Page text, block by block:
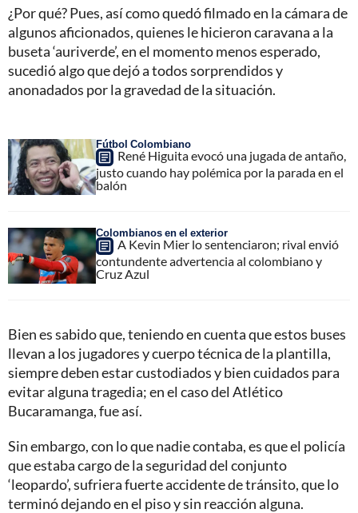
¿Por qué? Pues, así como quedó filmado en la cámara de
algunos aficionados, quienes le hicieron caravana a la
buseta ‘auriverde’, en el momento menos esperado,
sucedió algo que dejó a todos sorprendidos y
anonadados por la gravedad de la situación.
Fútbol Colombiano
René Higuita evocó una jugada de antaño,
justo cuando hay polémica por la parada en el
balón
Colombianos en el exterior
A Kevin Mier lo sentenciaron; rival envió
contundente advertencia al colombiano y
Cruz Azul
Bien es sabido que, teniendo en cuenta que estos buses
llevan a los jugadores y cuerpo técnica de la plantilla,
siempre deben estar custodiados y bien cuidados para
evitar alguna tragedia; en el caso del Atlético
Bucaramanga, fue así.
Sin embargo, con lo que nadie contaba, es que el policía
que estaba cargo de la seguridad del conjunto
‘leopardo’, sufriera fuerte accidente de tránsito, que lo
terminó dejando en el piso y sin reacción alguna.